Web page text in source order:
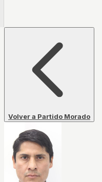
Volver a Partido Morado